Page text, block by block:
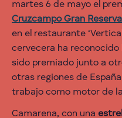
martes 6 de mayo el
Cruzcampo Gran
en el restaurante
cervecera ha reconocido
sido premiado junto a
otras regiones de
trabajo como motor de
Camarena, con una